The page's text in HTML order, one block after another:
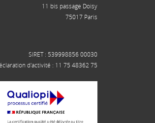
11 bis passage Doisy
75017 Paris
SIRET : 539998856 00030
d'activité : 11 75 48362 75